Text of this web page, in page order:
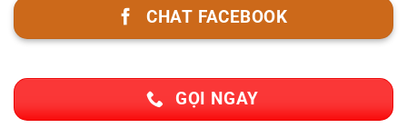
CHAT FACEBOOK
GỌI NGAY